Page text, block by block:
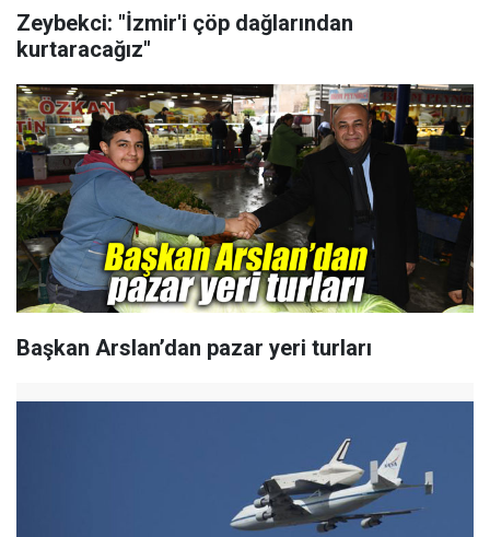
Zeybekci: "İzmir'i çöp dağlarından
kurtaracağız"
Başkan Arslan’dan pazar yeri turları